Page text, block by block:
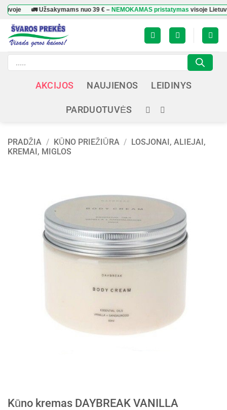
Skip
content
🚛 Užsakymams nuo39 €–NEMOKAMAS pristatymasvisoje Lietuvoje
Products
search
AKCIJOS NAUJIENOS LEIDINYS
PARDUOTUVĖS
PRADŽIA / KŪNO PRIEŽIŪRA / LOSJONAI, ALIEJAI,
KREMAI, MIGLOS
Kūno kremas DAYBREAK VANILLA